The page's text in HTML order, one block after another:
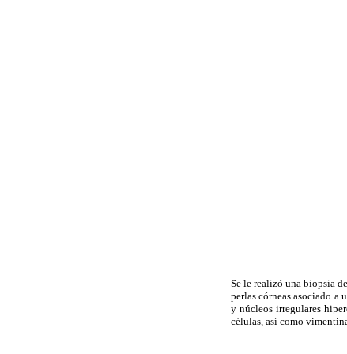
Se le realizó una biopsia
perlas córneas asociado a
y núcleos irregulares
células, así como